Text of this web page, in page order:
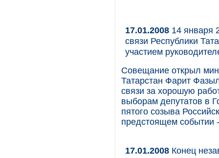
17.01.2008 14 января
связи Республики
участием
Совещание открыл
Татарстан Фарит
связи за хорошую
выборам депутатов в
пятого созыва
предстоящем событии
17.01.2008 Конец